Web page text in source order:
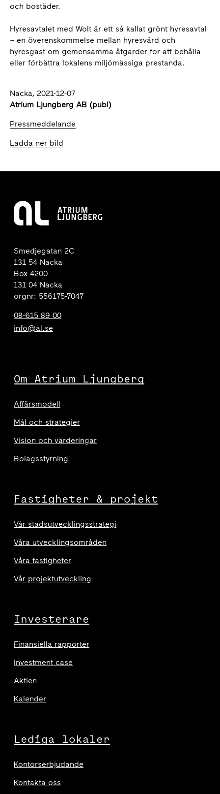
och bostäder.
Hyresavtalet med Wolt är ett så kallat grönt hyresavtal
– en överenskommelse mellan hyresvärd och
hyresgäst om gemensamma åtgärder för att behålla
eller förbättra lokalens miljömässiga prestanda.
Nacka, 2021-12-07
Atrium Ljungberg AB (publ)
Pressmeddelande
Ladda ner bild
Smedjegatan 2C
131 54 Nacka
Box 4200
131 04 Nacka
orgnr: 556175-7047
08-615 89 00
info@al.se
Om Atrium Ljungberg
Affärsmodell
Mål och strategier
Vision och värderingar
Bolagsstyrning
Fastigheter & projekt
Vår stadsutvecklingsstrategi
Våra utvecklingsområden
Våra fastigheter
Vår projektutveckling
Investerare
Finansiella rapporter
Investment case
Aktien
Kalender
Lediga lokaler
Kontorserbjudande
Kontakta oss